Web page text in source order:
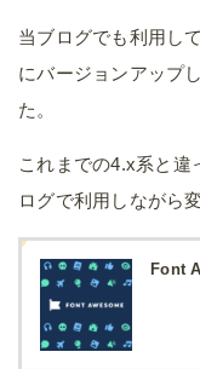
当ブログでも利用し
にバージョンアップ
た。
これまでの4.x系と違
ログで利用しながら
Font